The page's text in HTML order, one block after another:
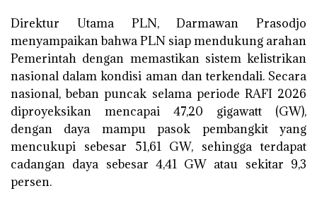
Direktur Utama PLN, Darmawan Prasodjo
menyampaikan bahwa PLN siap mendukung arahan
Pemerintah dengan memastikan sistem kelistrikan
nasional dalam kondisi aman dan terkendali. Secara
nasional, beban puncak selama periode RAFI 2026
diproyeksikan mencapai 47,20 gigawatt (GW),
dengan daya mampu pasok pembangkit yang
mencukupi sebesar 51,61 GW, sehingga terdapat
cadangan daya sebesar 4,41 GW atau sekitar 9,3
persen.